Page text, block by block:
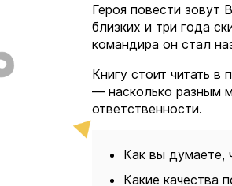
Героя повести зовут
близких и три года
командира он стал
Книгу стоит читать
— насколько разным
ответственности.
Как вы думаете,
Какие качества